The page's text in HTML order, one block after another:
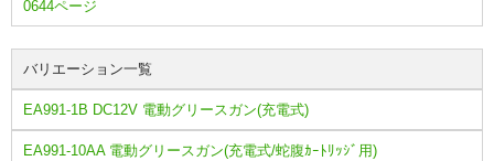
0644ページ
バリエーション一覧
EA991-1B DC12V 電動グリースガン(充電式)
EA991-10AA 電動グリースガン(充電式/蛇腹ｶｰﾄﾘｯｼﾞ用)